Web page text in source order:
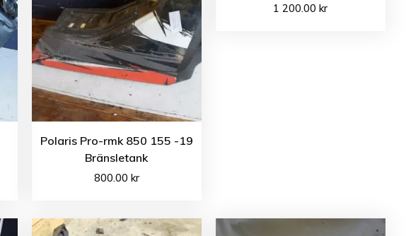
Polaris Pro-rmk 850 155 -19
Bränsletank
800.00 kr
1 200.00kr